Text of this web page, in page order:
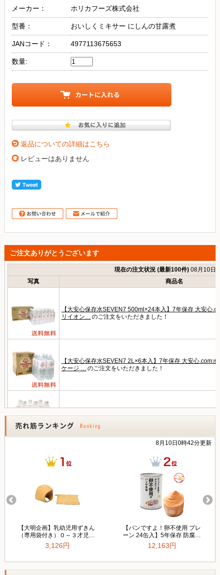
メーカー： ホリカフーズ株式会社
型番： おいしくミキサー にしんの甘露煮
JANコード： 4977113675653
数量:
返品についての詳細はこちら
レビューはありません
ご注文ありがとうございます